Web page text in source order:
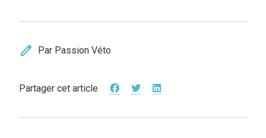
edit Par Passion Véto
Partager cet article